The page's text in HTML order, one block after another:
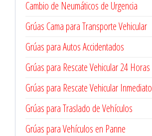
Cambio de Neumáticos de Urgencia
Grúas Cama para Transporte Vehicular
Grúas para Autos Accidentados
Grúas para Rescate Vehicular 24 Horas
Grúas para Rescate Vehicular Inmediato
Grúas para Traslado de Vehículos
Grúas para Vehículos en Panne